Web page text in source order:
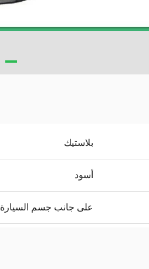
بلاستيك
أسود
على جانب جسم السيارة